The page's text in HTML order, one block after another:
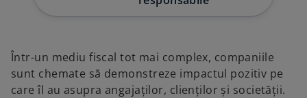
Într-un mediu fiscal tot mai complex, companiile
sunt chemate să demonstreze impactul pozitiv pe
care îl au asupra angajaților, clienților și societății.